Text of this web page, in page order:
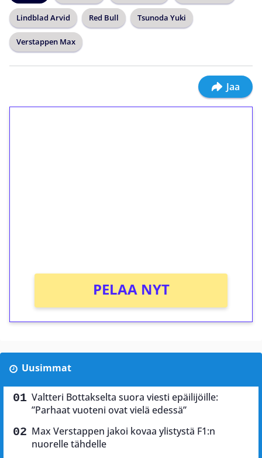
Lindblad Arvid Red Bull Tsunoda Yuki
Verstappen Max
Jaa
PELAA NYT
Uusimmat
Valtteri Bottakselta suora viesti epäilijöille:
”Parhaat vuoteni ovat vielä edessä”
Max Verstappen jakoi kovaa ylistystä F1:n
nuorelle tähdelle